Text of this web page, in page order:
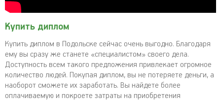
Купить диплом
Купить диплом в Подольске сейчас очень выгодно. Благодаря
ему вы сразу же станете «специалистом» своего дела.
Доступность всем такого предложения привлекает огромное
количество людей. Покупая диплом, вы не потеряете деньги, а
наоборот сможете их заработать. Вы найдете более
оплачиваемую и покроете затраты на приобретения